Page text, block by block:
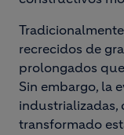
recrecidos de
prolongados
Sin embargo, la
industrializadas,
transformado